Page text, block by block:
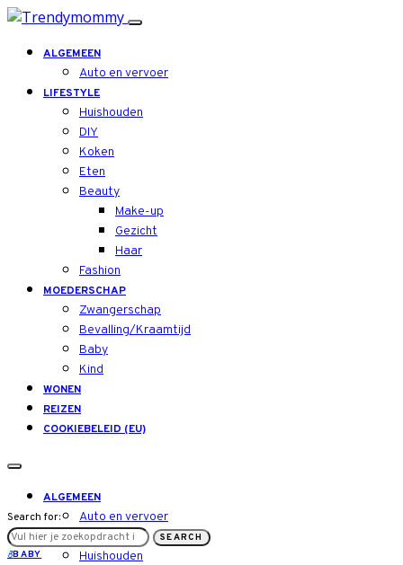
ALGEMEEN
Auto en vervoer
LIFESTYLE
Huishouden
DIY
Koken
Eten
Beauty
Make-up
Gezicht
Haar
Fashion
MOEDERSCHAP
Zwangerschap
Bevalling/Kraamtijd
Baby
Kind
WONEN
REIZEN
COOKIEBELEID (EU)
ALGEMEEN
Auto en vervoer
LIFESTYLE
Huishouden
Search for:
SEARCH
BBABY